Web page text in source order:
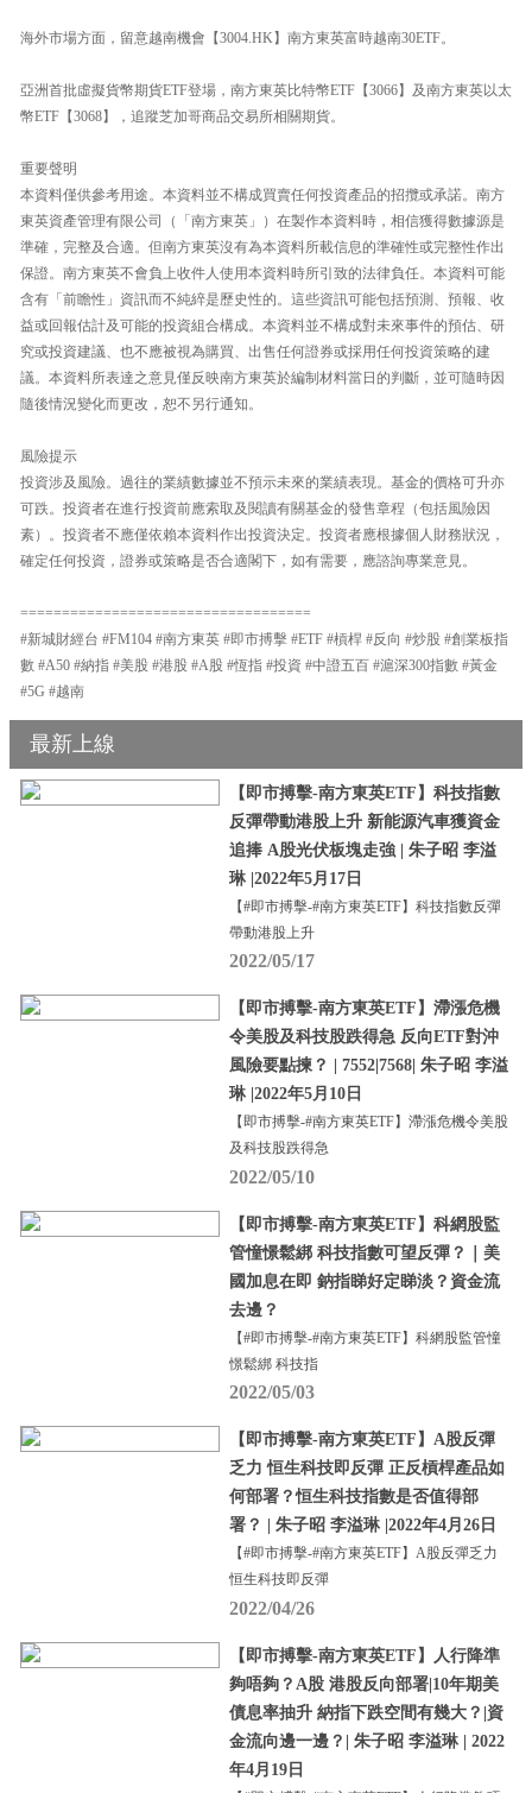
海外市場方面，留意越南機會【3004.HK】南方東英富時越南30ETF。
亞洲首批虛擬貨幣期貨ETF登場，南方東英比特幣ETF【3066】及南方東英以太
幣ETF【3068】，追蹤芝加哥商品交易所相關期貨。
重要聲明
本資料僅供參考用途。本資料並不構成買賣任何投資產品的招攬或承諾。南方
東英資產管理有限公司（「南方東英」）在製作本資料時，相信獲得數據源是
準確，完整及合適。但南方東英沒有為本資料所載信息的準確性或完整性作出
保證。南方東英不會負上收件人使用本資料時所引致的法律負任。本資料可能
含有「前瞻性」資訊而不純綷是歷史性的。這些資訊可能包括預測、預報、收
益或回報估計及可能的投資組合構成。本資料並不構成對未來事件的預估、研
究或投資建議、也不應被視為購買、出售任何證券或採用任何投資策略的建
議。本資料所表達之意見僅反映南方東英於編制材料當日的判斷，並可隨時因
隨後情況變化而更改，恕不另行通知。
風險提示
投資涉及風險。過往的業績數據並不預示未來的業績表現。基金的價格可升亦
可跌。投資者在進行投資前應索取及閱讀有關基金的發售章程（包括風險因
素）。投資者不應僅依賴本資料作出投資決定。投資者應根據個人財務狀況，
確定任何投資，證券或策略是否合適閣下，如有需要，應諮詢專業意見。
===================================
#新城財經台 #FM104 #南方東英 #即市搏擊 #ETF #槓桿 #反向 #炒股 #創業板指
數 #A50 #納指 #美股 #港股 #A股 #恆指 #投資 #中證五百 #滬深300指數 #黃金
#5G #越南
最新上線
【即市搏擊-南方東英ETF】科技指數
反彈帶動港股上升 新能源汽車獲資金
追捧 A股光伏板塊走強 | 朱子昭 李溢
琳 |2022年5月17日
【#即市搏擊-#南方東英ETF】科技指數反彈
帶動港股上升
2022/05/17
【即市搏擊-南方東英ETF】滯漲危機
令美股及科技股跌得急 反向ETF對沖
風險要點揀？ | 7552|7568| 朱子昭 李溢
琳 |2022年5月10日
【即市搏擊-#南方東英ETF】滯漲危機令美股
及科技股跌得急
2022/05/10
【即市搏擊-南方東英ETF】科網股監
管憧憬鬆綁 科技指數可望反彈？｜美
國加息在即 鈉指睇好定睇淡？資金流
去邊？
【#即市搏擊-#南方東英ETF】科網股監管憧
憬鬆綁 科技指
2022/05/03
【即市搏擊-南方東英ETF】A股反彈
乏力 恒生科技即反彈 正反槓桿產品如
何部署？恒生科技指數是否值得部
署？ | 朱子昭 李溢琳 |2022年4月26日
【#即市搏擊-#南方東英ETF】A股反彈乏力
恒生科技即反彈
2022/04/26
【即市搏擊-南方東英ETF】人行降準
夠唔夠？A股 港股反向部署|10年期美
債息率抽升 納指下跌空間有幾大？|資
金流向邊一邊？| 朱子昭 李溢琳 | 2022
年4月19日